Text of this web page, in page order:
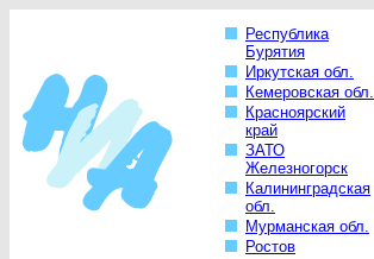
Республика
Бурятия
Иркутская обл.
Кемеровская обл.
Красноярский
край
ЗАТО
Железногорск
Калининградская
обл.
Мурманская обл.
Ростов